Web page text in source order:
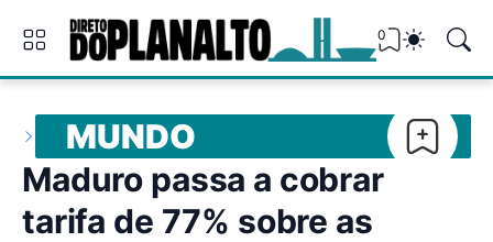
0
MUNDO
Maduro passa a cobrar
tarifa de 77% sobre as